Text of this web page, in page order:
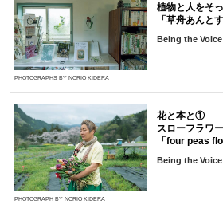
PHOTOGRAPHS BY NORIO KIDERA
植物と人をそ
「草舟あんとす
Being the
PHOTOGRAPH BY NORIO KIDERA
花と本と①
スローフラワ
「four peas
Being the